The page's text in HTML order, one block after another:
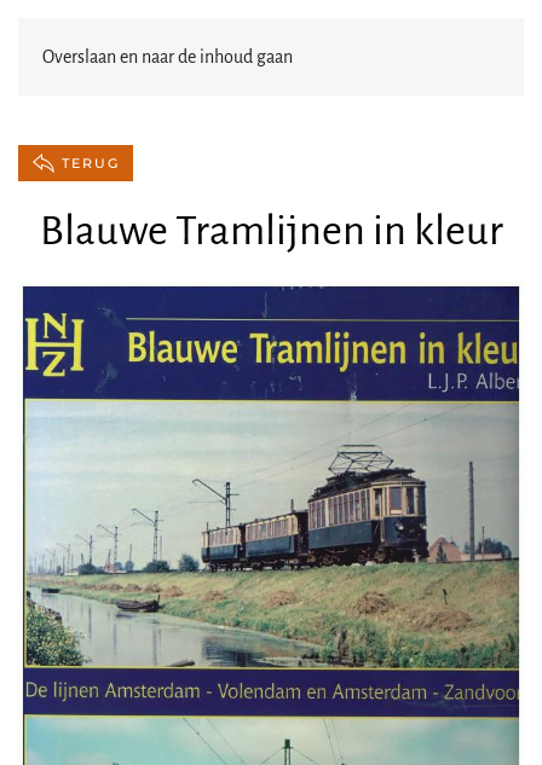
Overslaan en naar de inhoud gaan
TERUG
Blauwe Tramlijnen in kleur